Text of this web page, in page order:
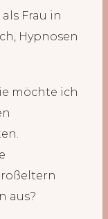
Frau in
Hypnosen
möchte ich
aus?